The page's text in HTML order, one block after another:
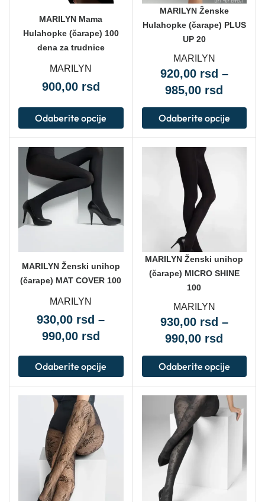
MARILYN Mama
Hulahopke (čarape) 100
dena za trudnice
MARILYN
900,00 rsd
Odaberite opcije
MARILYN Ženske
Hulahopke (čarape) PLUS
UP 20
MARILYN
920,00 rsd –
985,00 rsd
Odaberite opcije
MARILYN Ženski unihop
(čarape) MAT COVER 100
MARILYN
930,00 rsd –
990,00 rsd
Odaberite opcije
MARILYN Ženski unihop
(čarape) MICRO SHINE
100
MARILYN
930,00 rsd –
990,00 rsd
Odaberite opcije